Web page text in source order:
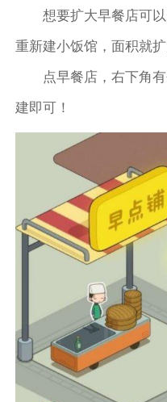
想要扩大早餐店可以
重新建小饭馆，面积就扩
点早餐店，右下角有
建即可！